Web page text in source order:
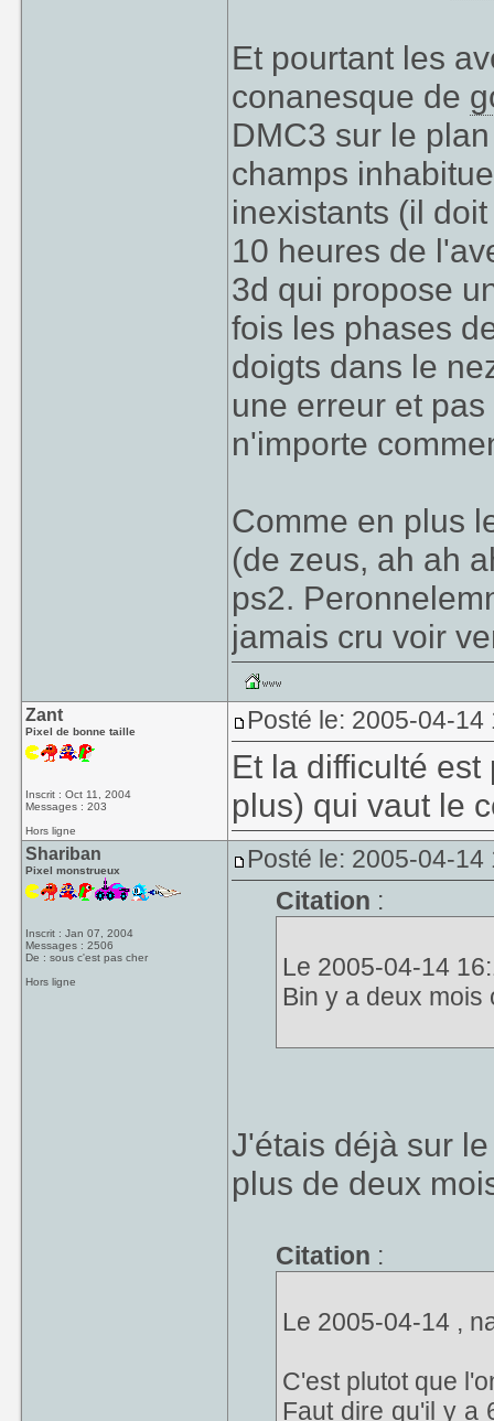
Et pourtant les
conanesque de
DMC3 sur le
champs
inexistants (il
10 heures de
3d qui propose
fois les phases
doigts dans le
une erreur et
n'importe
Comme en plus
(de zeus, ah ah
ps2.
jamais cru voir
Zant
Pixel de bonne taille
Inscrit : Oct 11, 2004
Messages : 203
Hors ligne
Posté le: 2005-04-14
Et la difficulté
plus) qui vaut le
Shariban
Pixel monstrueux
Inscrit : Jan 07, 2004
Messages : 2506
De : sous c'est pas cher
Hors ligne
Posté le: 2005-04-14
Citation :
Le 2005-04-14
Bin y a deux mois
J'étais déjà sur
plus de deux
Citation :
Le 2005-04-14 ,
C'est plutot que
Faut dire qu'il y a